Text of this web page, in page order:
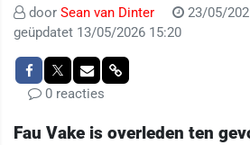
door Sean van Dinter 23/05/
geüpdatet 13/05/2026 15:20
0 reacties
Fau Vake is overleden ten